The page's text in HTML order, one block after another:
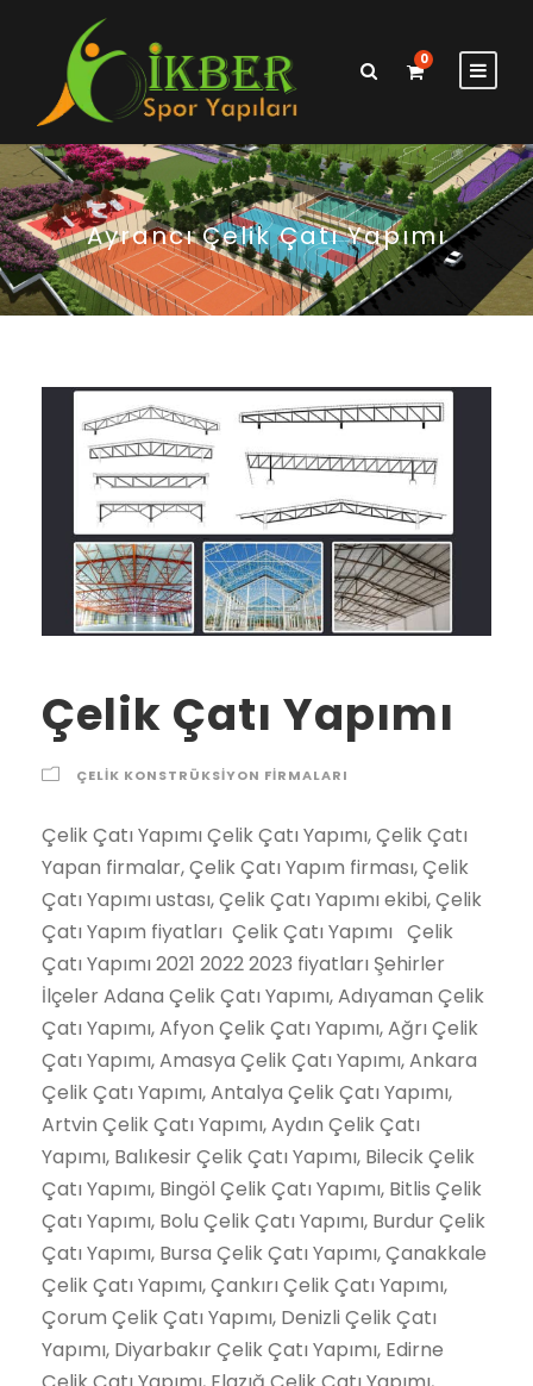
0
Ayrancı Çelik Çatı Yapımı
Çelik Çatı Yapımı
ÇELIK KONSTRÜKSIYON FIRMALARI
Çelik Çatı Yapımı Çelik Çatı Yapımı, Çelik Çatı Yapan firmalar, Çelik Çatı Yapım firması, Çelik Çatı Yapımı ustası, Çelik Çatı Yapımı ekibi, Çelik Çatı Yapım fiyatları Çelik Çatı Yapımı Çelik Çatı Yapımı 2021 2022 2023 fiyatları Şehirler İlçeler Adana Çelik Çatı Yapımı, Adıyaman Çelik Çatı Yapımı, Afyon Çelik Çatı Yapımı, Ağrı Çelik Çatı Yapımı, Amasya Çelik Çatı Yapımı, Ankara Çelik Çatı Yapımı, Antalya Çelik Çatı Yapımı, Artvin Çelik Çatı Yapımı, Aydın Çelik Çatı Yapımı, Balıkesir Çelik Çatı Yapımı, Bilecik Çelik Çatı Yapımı, Bingöl Çelik Çatı Yapımı, Bitlis Çelik Çatı Yapımı, Bolu Çelik Çatı Yapımı, Burdur Çelik Çatı Yapımı, Bursa Çelik Çatı Yapımı, Çanakkale Çelik Çatı Yapımı, Çankırı Çelik Çatı Yapımı, Çorum Çelik Çatı Yapımı, Denizli Çelik Çatı Yapımı, Diyarbakır Çelik Çatı Yapımı, Edirne Çelik Çatı Yapımı, Elazığ Çelik Çatı Yapımı, Erzincan Çelik Çatı Yapımı, Erzurum Çelik Çatı Yapımı, Eskişehir Çelik Çatı Yapımı, Gaziantep Çelik Çatı Yapımı, Giresun Çelik Çatı Yapımı, Gümüşhane Çelik Çatı Yapımı, Hakkari Çelik Çatı Yapımı, Hatay Çelik Çatı Yapımı, Isparta Çelik Çatı Yapımı, İçel (Mersin) Çelik Çatı Yapımı, İstanbul Çelik Çatı Yapımı, İzmir Çelik Çatı Yapımı, Kars Çelik Çatı Yapımı, Kastamonu Çelik Çatı Yapımı, Kayseri Çelik Çatı Yapımı, Kırklareli Çelik Çatı Yapımı, Kırşehir Çelik Çatı Yapımı, Kocaeli Çelik Çatı Yapımı, Konya Çelik Çatı Yapımı, Kütahya Çelik Çatı Yapımı, Malatya Çelik Çatı Yapımı, Manisa Çelik Çatı Yapımı, K.maraş Çelik Çatı Yapımı, Mardin Çelik Çatı Yapımı, Muğla Çelik Çatı Yapımı, Muş Çelik Çatı Yapımı, Nevşehir Çelik Çatı Yapımı, Niğde Çelik Çatı Yapımı, Ordu Çelik Çatı Yapımı, Rize Çelik Çatı Yapımı, Sakarya Çelik Çatı Yapımı, Samsun Çelik Çatı Yapımı, Siirt Çelik Çatı Yapımı, Sinop Çelik Çatı Yapımı, Sivas Çelik Çatı Yapımı, Tekirdağ Çelik Çatı Yapımı, Tokat Çelik Çatı Yapımı, Trabzon Çelik Çatı Yapımı, Tunceli Çelik Çatı Yapımı, Şanlıurfa Çelik Çatı Yapımı, Uşak Çelik Çatı Yapımı, Van Çelik Çatı Yapımı, Yozgat Çelik Çatı Yapımı, Zonguldak Çelik Çatı Yapımı, Aksaray Çelik Çatı Yapımı, Bayburt Çelik Çatı Yapımı, Karaman Çelik Çatı Yapımı, Kırıkkale Çelik Çatı Yapımı, Batman Çelik Çatı Yapımı, Şırnak Çelik Çatı Yapımı, Bartın Çelik Çatı Yapımı, Ardahan Çelik Çatı Yapımı, Iğdır Çelik Çatı Yapımı, Yalova Çelik Çatı Yapımı, Karabük Çelik Çatı Yapımı, Kilis Çelik Çatı Yapımı, Osmaniye Çelik Çatı Yapımı,Düzce Çelik Çatı Yapımı, İbradı Çelik Çatı Yapımı, Kaş Çelik Çatı Yapımı, Kemer / Antalya Çelik Çatı Yapımı, Kepez Çelik Çatı Yapımı, Konyaaltı Çelik Çatı Yapımı, Korkuteli Çelik Çatı Yapımı, Gündoğmuş Çelik Çatı Yapımı, Alpu Çelik Çatı Yapımı, Beylikova Çelik Çatı Yapımı, Çifteler Çelik Çatı Yapımı, Günyüzü Çelik Çatı Yapımı, Han Çelik Çatı Yapımı, İnönü Çelik Çatı Yapımı, Mahmudiye Çelik Çatı Yapımı, Mihalgazi Çelik Çatı Yapımı, Mihalıççık Çelik Çatı Yapımı, Odunpazarı Çelik Çatı Yapımı, Sarıcakaya Çelik Çatı Yapımı, Seyitgazi Çelik Çatı Yapımı, Sivrihisar Çelik Çatı Yapımı, Tepebaşı Çelik Çatı Yapımı, Araban Çelik Çatı Yapımı, İslahiye Çelik Çatı Yapımı, Karkamış Çelik Çatı Yapımı, Nizip Çelik Çatı Yapımı, Nurdağı Çelik Çatı Yapımı, Oğuzeli Çelik Çatı Yapımı, Şahinbey Çelik Çatı Yapımı, Şehitkamil Çelik Çatı Yapımı, Yavuzeli Çelik Çatı Yapımı, Alucra Çelik Çatı Yapımı, Bulancak Çelik Çatı Yapımı, Çamoluk Çelik Çatı Yapımı, Çanakçı Çelik Çatı Yapımı, Dereli Çelik Çatı Yapımı, Doğankent Çelik Çatı Yapımı, Espiye Çelik Çatı Yapımı, Eynesil Çelik Çatı Yapımı, Giresun Merkez Çelik Çatı Yapımı, Görele Çelik Çatı Yapımı, Güce Çelik Çatı Yapımı, Keşap Çelik Çatı Yapımı, Piraziz Çelik Çatı Yapımı, Şebinkarahisar Çelik Çatı Yapımı, Tirebolu Çelik Çatı Yapımı, Yağlıdere Çelik Çatı Yapımı, Gümüşhane Merkez Çelik Çatı Yapımı, Kelkit Çelik Çatı Yapımı, Köse Çelik Çatı Yapımı, Kürtün Çelik Çatı Yapımı, Şiran Çelik Çatı Yapımı, Torul Çelik Çatı Yapımı, Çukurca Çelik Çatı Yapımı, Hakkari Merkez Çelik Çatı Yapımı, Şemdinli Çelik Çatı Yapımı, Yüksekova Çelik Çatı Yapımı, Altınözü Çelik Çatı Yapımı, Belen Çelik Çatı Yapımı, Dörtyol Çelik Çatı Yapımı, Erzin Çelik Çatı Yapımı, Hassa Çelik Çatı Yapımı, Hatay Merkez Çelik Çatı Yapımı, İskenderun Çelik Çatı Yapımı, Kırıkhan Çelik Çatı Yapımı, Kumlu Çelik Çatı Yapımı, Reyhanlı Çelik Çatı Yapımı, Samandağ Çelik Çatı Yapımı, Yayladağı Çelik Çatı Yapımı, Aksu / Isparta Çelik Çatı Yapımı, Atabey Çelik Çatı Yapımı, Eğirdir Çelik Çatı Yapımı, Gelendost Çelik Çatı Yapımı, Gönen / Isparta Çelik Çatı Yapımı, Isparta Merkez Çelik Çatı Yapımı, Keçiborlu Çelik Çatı Yapımı, Senirkent Çelik Çatı Yapımı, Sütçüler Çelik Çatı Yapımı, Şarkikaraağaç Çelik Çatı Yapımı, Uluborlu Çelik Çatı Yapımı, Yalvaç Çelik Çatı Yapımı, Yenişarbademli Çelik Çatı Yapımı, Akdeniz Çelik Çatı Yapımı, Anamur Çelik Çatı Yapımı, Aydıncık / Mersin Çelik Çatı Yapımı, Bafra Çelik Çatı Yapımı, Canik Çelik Çatı Yapımı, Çarşamba Çelik Çatı Yapımı, Havza Çelik Çatı Yapımı, İlkadım Çelik Çatı Yapımı, Kavak Çelik Çatı Yapımı, Ladik Çelik Çatı Yapımı, Ondokuzmayıs Çelik Çatı Yapımı, Salıpazarı Çelik Çatı Yapımı, Tekkeköy Çelik Çatı Yapımı, Terme Çelik Çatı Yapımı, Vezirköprü Çelik Çatı Yapımı, Yakakent Çelik Çatı Yapımı, Aydınlar Çelik Çatı Yapımı, Baykan Çelik Çatı Yapımı, Eruh Çelik Çatı Yapımı, Kurtalan Çelik Çatı Yapımı, Pervari Çelik Çatı Yapımı, Siirt Merkez Çelik Çatı Yapımı, Şirvan Çelik Çatı Yapımı, Ayancık Çelik Çatı Yapımı, Boyabat Çelik Çatı Yapımı, Dikmen Çelik Çatı Yapımı, Durağan Çelik Çatı Yapımı, Erfelek Çelik Çatı Yapımı, Gerze Çelik Çatı Yapımı, Saraydüzü Çelik Çatı Yapımı, Sinop Merkez Çelik Çatı Yapımı, Türkeli Çelik Çatı Yapımı, Akıncılar Çelik Çatı Yapımı, Altınyayla / Sivas Çelik Çatı Yapımı, Divriği Çelik Çatı Yapımı, Doğanşar Çelik Çatı Yapımı, Gemerek Çelik Çatı Yapımı, Gölova Çelik Çatı Yapımı, Gürün Çelik Çatı Yapımı, Hafik Çelik Çatı Yapımı, İmranlı Çelik Çatı Yapımı, Kangal Çelik Çatı Yapımı, Koyulhisar Çelik Çatı Yapımı, Sivas Merkez Çelik Çatı Yapımı, Suşehri Çelik Çatı Yapımı, Şarkışla Çelik Çatı Yapımı, Ulaş Çelik Çatı Yapımı, Yıldızeli Çelik Çatı Yapımı, Zara Çelik Çatı Yapımı, Çerkezköy Çelik Çatı Yapımı, Çorlu Çelik Çatı Yapımı, Hayrabolu Çelik Çatı Yapımı, Malkara Çelik Çatı Yapımı, Marmaraereğlisi Çelik Çatı Yapımı, Muratlı Çelik Çatı Yapımı, Saray / Tekirdağ Çelik Çatı Yapımı, Şarköy Çelik Çatı Yapımı, Tekirdağ Merkez Çelik Çatı Yapımı, Almus Çelik Çatı Yapımı, Artova Çelik Çatı Yapımı, Başçiftlik Çelik Çatı Yapımı, Erbaa Çelik Çatı Yapımı, Niksar Çelik Çatı Yapımı, Pazar / Tokat Çelik Çatı Yapımı, Reşadiye Çelik Çatı Yapımı, Sulusaray Çelik Çatı Yapımı, Tokat Merkez Çelik Çatı Yapımı, Turhal Çelik Çatı Yapımı, Siyahyurt / Tokat Çelik Çatı Yapımı, Zile Çelik Çatı Yapımı, Akçaabat Çelik Çatı Yapımı, Araklı Çelik Çatı Yapımı, Arsin Çelik Çatı Yapımı, Beşikdüzü Çelik Çatı Yapımı, Çarşıbaşı Çelik Çatı Yapımı, Çaykara Çelik Çatı Yapımı, Dernekpazarı Çelik Çatı Yapımı, Düzköy Çelik Çatı Yapımı, Hayrat Çelik Çatı Yapımı, Köprübaşı / Trabzon Çelik Çatı Yapımı, Maçka Çelik Çatı Yapımı, Of Çelik Çatı Yapımı, Sürmene Çelik Çatı Yapımı, Şalpazarı Çelik Çatı Yapımı, Tonya Çelik Çatı Yapımı, Trabzon Merkez Çelik Çatı Yapımı, Vakfıkebir Çelik Çatı Yapımı, Yomra Çelik Çatı Yapımı, Çemişgezek Çelik Çatı Yapımı, Hozat Çelik Çatı Yapımı, Mazgirt Çelik Çatı Yapımı, Nazımiye Çelik Çatı Yapımı, Ovacık / Tunceli Çelik Çatı Yapımı, Pertek Çelik Çatı Yapımı, Pülümür Çelik Çatı Yapımı, Tunceli Merkez Çelik Çatı Yapımı, Akçakale Çelik Çatı Yapımı, Birecik Çelik Çatı Yapımı, Bozova Çelik Çatı Yapımı, Ceylanpınar Çelik Çatı Yapımı, Halfeti Çelik Çatı Yapımı, Harran Çelik Çatı Yapımı, Hilvan Çelik Çatı Yapımı, Siverek Çelik Çatı Yapımı, Suruç Çelik Çatı Yapımı, Şanlıurfa Merkez Çelik Çatı Yapımı, Viranşehir Çelik Çatı Yapımı, Banaz Çelik Çatı Yapımı, Eşme Çelik Çatı Yapımı, Karahallı Çelik Çatı Yapımı, Sivaslı Çelik Çatı Yapımı, Ulubey / Uşak Çelik Çatı Yapımı, Uşak Merkez Çelik Çatı Yapımı, Bahçesaray Çelik Çatı Yapımı, Başkale Çelik Çatı Yapımı, Çaldıran Çelik Çatı Yapımı, Çatak Çelik Çatı Yapımı, Edremit / Van Çelik Çatı Yapımı, Erciş Çelik Çatı Yapımı, Gevaş Çelik Çatı Yapımı, Gürpınar Çelik Çatı Yapımı, Muradiye Çelik Çatı Yapımı, Özalp Çelik Çatı Yapımı, Saray / Van Çelik Çatı Yapımı, Van Merkez Çelik Çatı Yapımı, Akdağmadeni Çelik Çatı Yapımı, Aydıncık / Yozgat Çelik Çatı Yapımı, Boğazlıyan Çelik Çatı Yapımı, Çandır Çelik Çatı Yapımı, Çayıralan Çelik Çatı Yapımı, Çekerek Çelik Çatı Yapımı, Kadışehri Çelik Çatı Yapımı, Saraykent Çelik Çatı Yapımı, Sarıkaya Çelik Çatı Yapımı, Sorgun Çelik Çatı Yapımı, Şefaatli Çelik Çatı Yapımı, Yenifakılı Çelik Çatı Yapımı, Yerköy Çelik Çatı Yapımı, Yozgat Merkez Çelik Çatı Yapımı, Alaplı Çelik Çatı Yapımı, Çaycuma Çelik Çatı Yapımı, Devrek Çelik Çatı Yapımı, Ereğli / Zonguldak Çelik Çatı Yapımı, Gökçebey Çelik Çatı Yapımı, Zonguldak Merkez Çelik Çatı Yapımı, Ağaçören Çelik Çatı Yapımı, Aksaray Merkez Çelik Çatı Yapımı, Eskil Çelik Çatı Yapımı, Gülağaç Çelik Çatı Yapımı, Güzelyurt Çelik Çatı Yapımı, Ortaköy Çelik Çatı Yapımı, Sarıyahşi Çelik Çatı Yapımı, Aydıntepe Çelik Çatı Yapımı, Bayburt Merkez Çelik Çatı Yapımı, Demirözü Çelik Çatı Yapımı, Ayrancı Çelik Çatı Yapımı, Başyayla Çelik Çatı Yapımı, Ermenek Çelik Çatı Yapımı, Karaman Merkez Çelik Çatı Yapımı, Kazımkarabekir Çelik Çatı Yapımı, Sarıveliler Çelik Çatı Yapımı, Bahşili Çelik Çatı Yapımı, Balışeyh Çelik Çatı Yapımı, Çelebi Çelik Çatı Yapımı, Delice Çelik Çatı Yapımı, Karakeçili Çelik Çatı Yapımı, Keskin Çelik Çatı Yapımı, Kırıkkale Merkez Çelik Çatı Yapımı, Sulakyurt Çelik Çatı Yapımı, Yahşihan Çelik Çatı Yapımı, Batman Merkez Çelik Çatı Yapımı, Beşiri Çelik Çatı Yapımı, Gercüş Çelik Çatı Yapımı, Hasankeyf Çelik Çatı Yapımı, Kozluk Çelik Çatı Yapımı, Sason Çelik Çatı Yapımı, Beytüşşebap Çelik Çatı Yapımı, Cizre Çelik Çatı Yapımı, Güçlükonak Çelik Çatı Yapımı, İdil Çelik Çatı Yapımı, Silopi Çelik Çatı Yapımı, Şırnak Merkez Çelik Çatı Yapımı, Uludere Çelik Çatı Yapımı, Amasra Çelik Çatı Yapımı, Bartın Merkez Çelik Çatı Yapımı, Kurucaşile Çelik Çatı Yapımı, Ulus Çelik Çatı Yapımı, Ardahan Merkez Çelik